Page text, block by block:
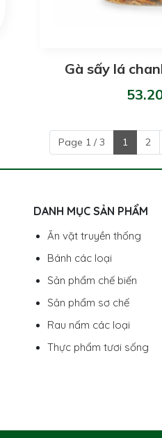
Gà sấy lá
Page 1 / 3 1 2
DANH MỤC SẢN PHẨM
Ăn vặt truyền thống
Bánh các loại
Sản phẩm chế biến
Sản phẩm sơ chế
Rau nấm các loại
Thực phẩm tươi sống